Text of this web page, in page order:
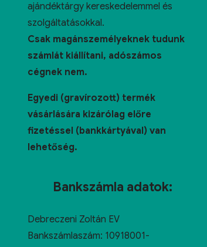
ajándéktárgy kereskedelemmel és
szolgáltatásokkal.
Csak magánszemélyeknek tudunk
számlát kiállítani, adószámos
cégnek nem.
Egyedi (gravírozott) termék
vásárlására kizárólag előre
fizetéssel (bankkártyával) van
lehetőség.
Bankszámla adatok:
Debreczeni Zoltán EV
Bankszámlaszám: 10918001-